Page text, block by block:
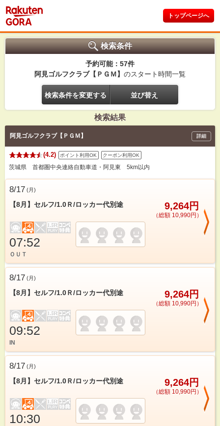
トップページへ
検索条件
予約可能：57件
阿見ゴルフクラブ【ＰＧＭ】 のスタート時間一覧
検索条件を変更する 並び替え
検索結果
阿見ゴルフクラブ【ＰＧＭ】 詳細
(4.2) ポイント利用OK クーポン利用OK
茨城県 首都圏中央連絡自動車道・阿見東 5km以内
8/17 (月)
【8月】セルフ/1.0Ｒ/ロッカー代別途 9,264円
（総額 10,990円）
07:52
ＯＵＴ
8/17 (月)
【8月】セルフ/1.0Ｒ/ロッカー代別途 9,264円
（総額 10,990円）
09:52
IN
8/17 (月)
【8月】セルフ/1.0Ｒ/ロッカー代別途 9,264円
（総額 10,990円）
10:30